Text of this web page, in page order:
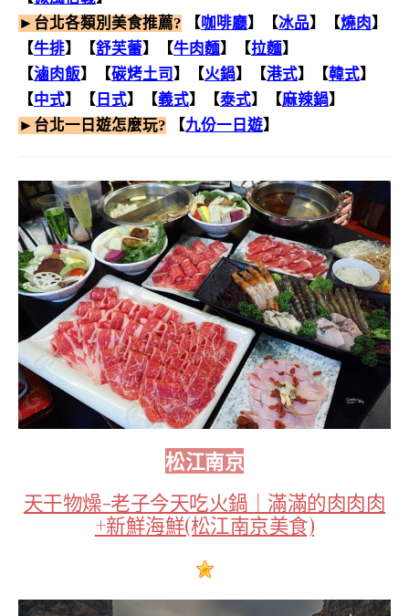
►台北各類別美食推薦? 【咖啡廳】【冰品】【燒肉】
【牛排】【舒芙蕾】【牛肉麵】【拉麵】
【滷肉飯】【碳烤土司 】 【 火鍋】【港式】【韓式】
【中式】【 日式】【義式】【泰式】【麻辣鍋】
►台北一日遊怎麼玩? 【九份一日遊】
松江南京
天干物燥-老子今天吃火鍋｜滿滿的肉肉肉
+新鮮海鮮(松江南京美食)